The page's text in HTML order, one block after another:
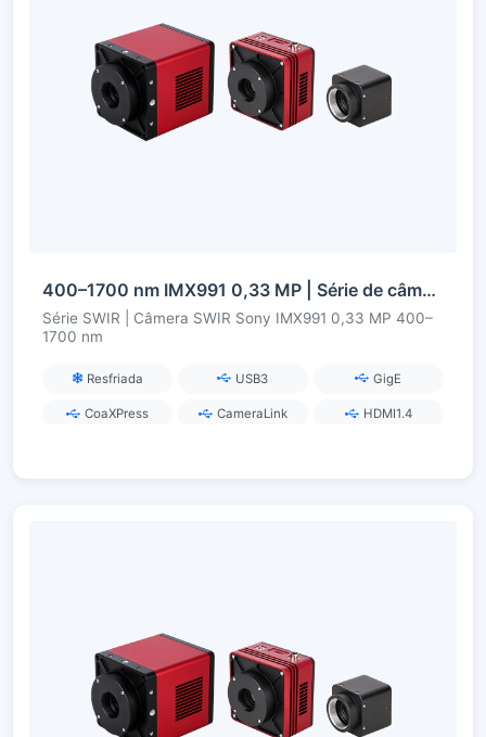
400–1700 nm IMX991 0,33 MP | Série de câmeras SWIR InGaAs
Série SWIR | Câmera SWIR Sony IMX991 0,33 MP 400–
1700 nm
Resfriada USB3 GigE
CoaXPress CameraLink HDMI1.4